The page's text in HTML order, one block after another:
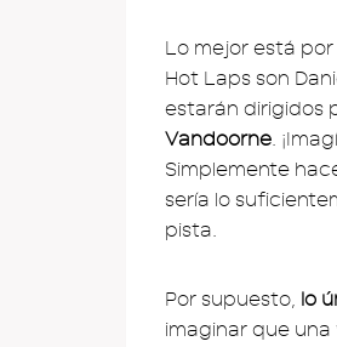
Lo mejor está
Hot Laps son
estarán dirigidos
Vandoorne.
Simplemente
sería lo
pista.
Por supuesto, lo
imaginar que